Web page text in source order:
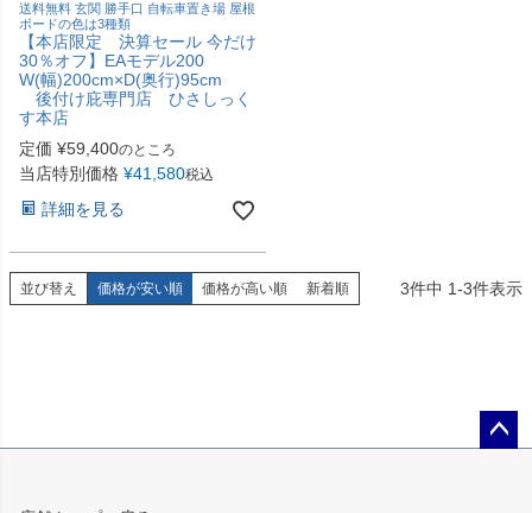
送料無料 玄関 勝手口 自転車置き場 屋根
ボードの色は3種類
【本店限定 決算セール 今だけ
30％オフ】EAモデル200
W(幅)200cm×D(奥行)95cm
後付け庇専門店 ひさしっく
す本店
定価 ¥59,400のところ
当店特別価格 ¥41,580税込
詳細を見る
並び替え 価格が安い順 価格が高い順 新着順 3件中 1-3件表示